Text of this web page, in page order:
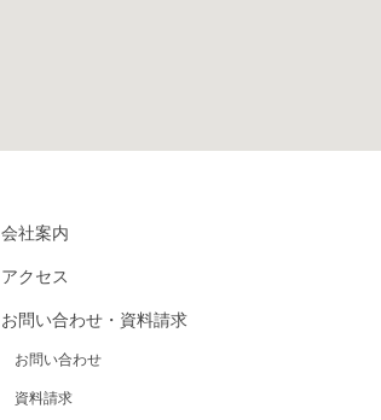
会社案内
アクセス
お問い合わせ・資料請求
お問い合わせ
資料請求